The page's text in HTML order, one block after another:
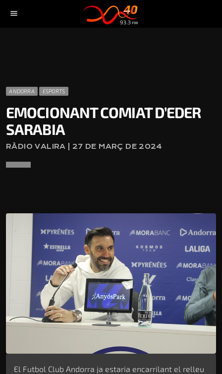
menu
ANDORRA ESPORTS
EMOCIONANT COMIAT D’EDER
SARABIA
RÀDIO VALIRA | 27 DE MARÇ DE 2024
El Futbol Club Andorra ja estaria encarrilant el relleu